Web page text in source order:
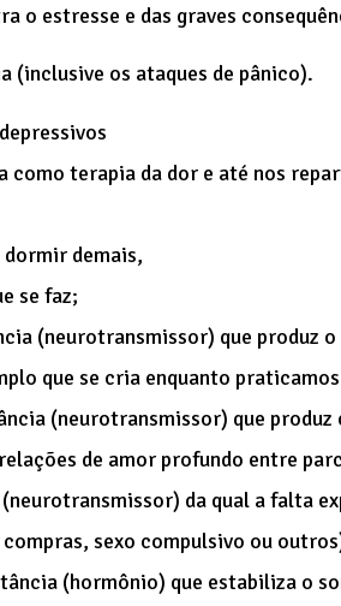
o estresse e das graves
(inclusive os ataques de pânico).
como terapia da dor e até nos
dormir demais,
se faz;
(neurotransmissor) que produz
que se cria enquanto
(neurotransmissor) que
de amor profundo entre
da qual a falta
sexo compulsivo ou
(hormônio) que estabiliza o